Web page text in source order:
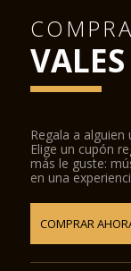
Regala a
Elige un cupón
más le guste:
en una
COMPRAR